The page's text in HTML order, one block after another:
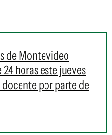
de Montevideo
horas este jueves
por parte de